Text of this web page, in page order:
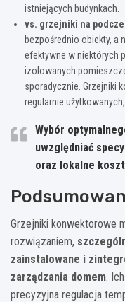
istniejących budynkach.
vs. grzejniki na
bezpośrednio obiekty, a
efektywne w niektórych
izolowanych
sporadycznie. Grzejniki
regularnie
Wybór
uwzględniać
oraz lokalne
Grzejniki konwektorowe
rozwiązaniem,
zainstalowane i
zarządzania domem.
precyzyjna regulacja